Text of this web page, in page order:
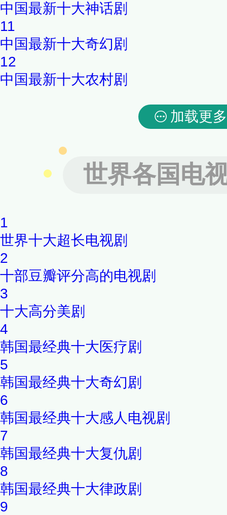
中国最新十大神话剧
11
中国最新十大奇幻剧
12
中国最新十大农村剧
加载更多
世界各国电
1
世界十大超长电视剧
2
十部豆瓣评分高的电视剧
3
十大高分美剧
4
韩国最经典十大医疗剧
5
韩国最经典十大奇幻剧
6
韩国最经典十大感人电视剧
7
韩国最经典十大复仇剧
8
韩国最经典十大律政剧
9